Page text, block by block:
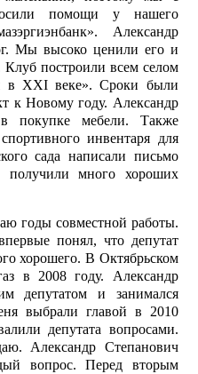
помощи у нашего
Александр
Мы высоко ценили его и
Клуб построили всем селом
в XXI веке». Сроки были
к Новому году. Александр
покупке мебели. Также
инвентаря для
сада написали письмо
получили много хороших
годы совместной работы.
понял, что депутат
хорошего. В Октябрьском
в 2008 году. Александр
депутатом и занимался
выбрали главой в 2010
депутата вопросами.
Александр Степанович
вопрос. Перед вторым